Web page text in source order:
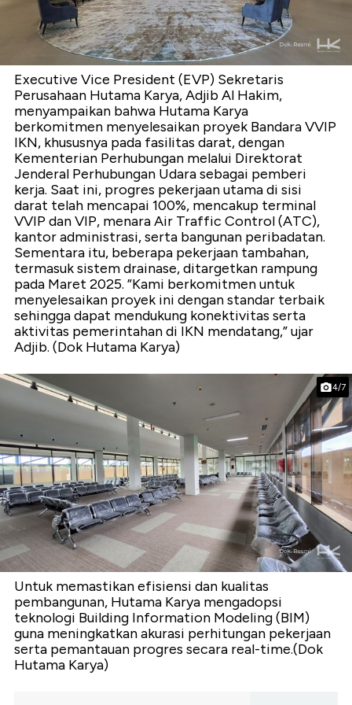
Executive Vice President (EVP) Sekretaris
Perusahaan Hutama Karya, Adjib Al Hakim,
menyampaikan bahwa Hutama Karya
berkomitmen menyelesaikan proyek Bandara VVIP
IKN, khususnya pada fasilitas darat, dengan
Kementerian Perhubungan melalui Direktorat
Jenderal Perhubungan Udara sebagai pemberi
kerja. Saat ini, progres pekerjaan utama di sisi
darat telah mencapai 100%, mencakup terminal
VVIP dan VIP, menara Air Traffic Control (ATC),
kantor administrasi, serta bangunan peribadatan.
Sementara itu, beberapa pekerjaan tambahan,
termasuk sistem drainase, ditargetkan rampung
pada Maret 2025. ”Kami berkomitmen untuk
menyelesaikan proyek ini dengan standar terbaik
sehingga dapat mendukung konektivitas serta
aktivitas pemerintahan di IKN mendatang,” ujar
Adjib. (Dok Hutama Karya)
4/7
Untuk memastikan efisiensi dan kualitas
pembangunan, Hutama Karya mengadopsi
teknologi Building Information Modeling (BIM)
guna meningkatkan akurasi perhitungan pekerjaan
serta pemantauan progres secara real-time.(Dok
Hutama Karya)